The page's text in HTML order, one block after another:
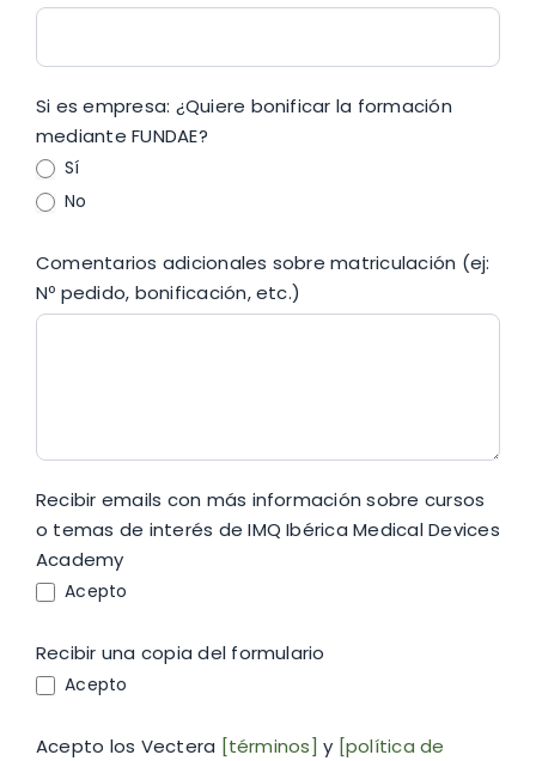
Si es empresa: ¿Quiere bonificar la formación
mediante FUNDAE?
Sí
No
Comentarios adicionales sobre matriculación (ej:
Nº pedido, bonificación, etc.)
Recibir emails con más información sobre cursos
o temas de interés de IMQ Ibérica Medical Devices
Academy
Acepto
Recibir una copia del formulario
Acepto
Acepto los Vectera [términos]y [política de